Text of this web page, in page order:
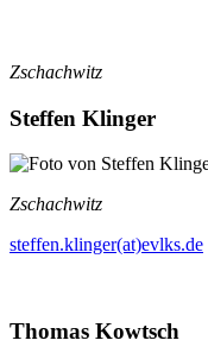
Zschachwitz
Steffen Klinger
Zschachwitz
steffen.klinger(at)evlks.de
Thomas Kowtsch